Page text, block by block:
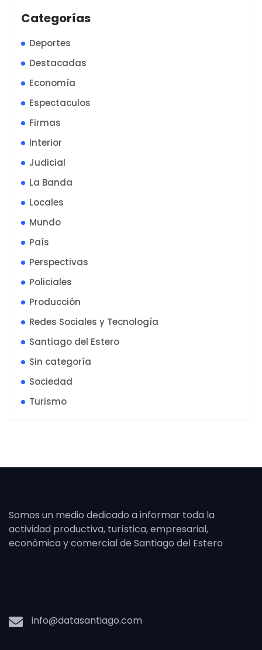
Categorías
Deportes
Destacadas
Economía
Espectaculos
Firmas
Interior
Judicial
La Banda
Locales
Mundo
País
Perspectivas
Policiales
Producción
Redes Sociales y Tecnología
Santiago del Estero
Sin categoría
Sociedad
Turismo
Somos un medio dedicado a informar toda la
actividad productiva, turística, empresarial,
económica y comercial de Santiago del Estero
info@datasantiago.com